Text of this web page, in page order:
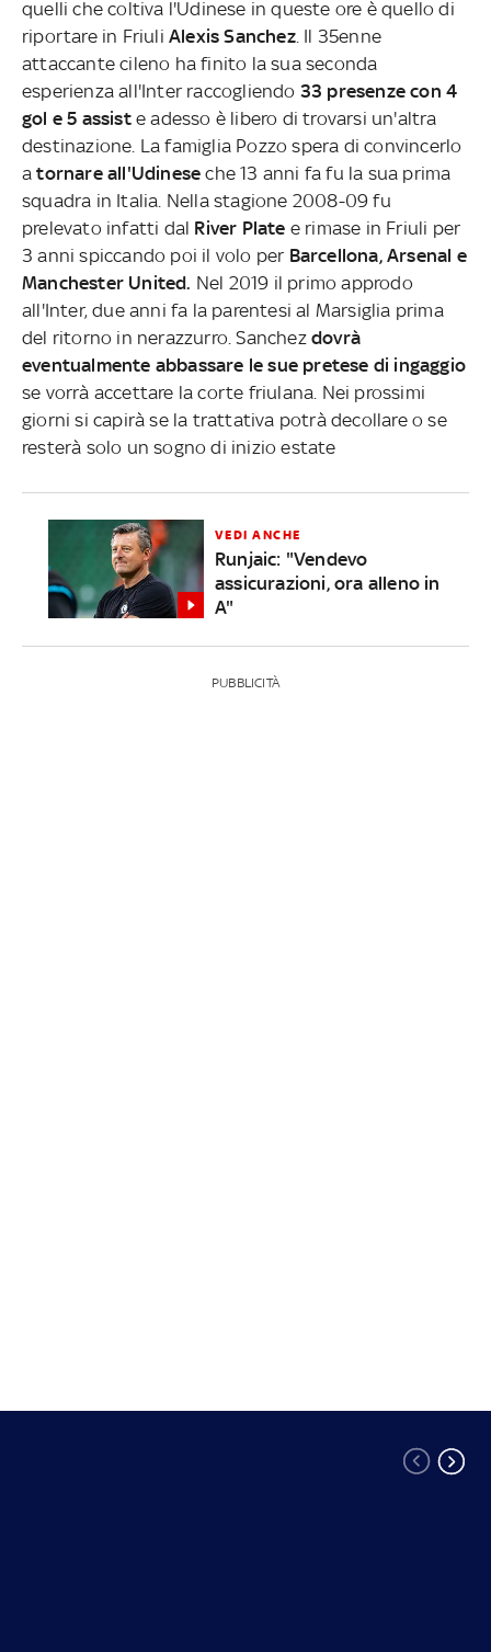
quelli che coltiva l'Udinese in queste ore è quello di
riportare in Friuli Alexis Sanchez. Il 35enne
attaccante cileno ha finito la sua seconda
esperienza all'Inter raccogliendo 33 presenze con 4
gol e 5 assist e adesso è libero di trovarsi un'altra
destinazione. La famiglia Pozzo spera di convincerlo
atornare all'Udinese che 13 anni fa fu la sua prima
squadra in Italia. Nella stagione 2008-09 fu
prelevato infatti dal River Plate e rimase in Friuli per
3 anni spiccando poi il volo per Barcellona, Arsenal e
Manchester United. Nel 2019 il primo approdo
all'Inter, due anni fa la parentesi al Marsiglia prima
del ritorno in nerazzurro. Sanchez dovrà
eventualmente abbassare le sue pretese di ingaggio
se vorrà accettare la corte friulana. Nei prossimi
giorni si capirà se la trattativa potrà decollare o se
resterà solo un sogno di inizio estate
VEDI ANCHE
Runjaic: "Vendevo
assicurazioni, ora alleno in
A"
PUBBLICITÀ